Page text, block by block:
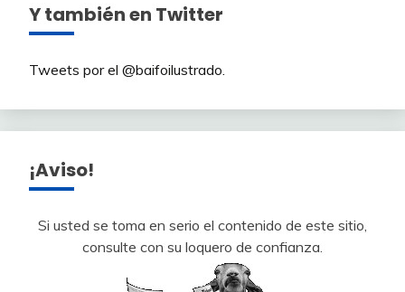
Y también en Twitter
Tweets por el @baifoilustrado.
¡Aviso!
Si usted se toma en serio el contenido de este sitio,
consulte con su loquero de confianza.